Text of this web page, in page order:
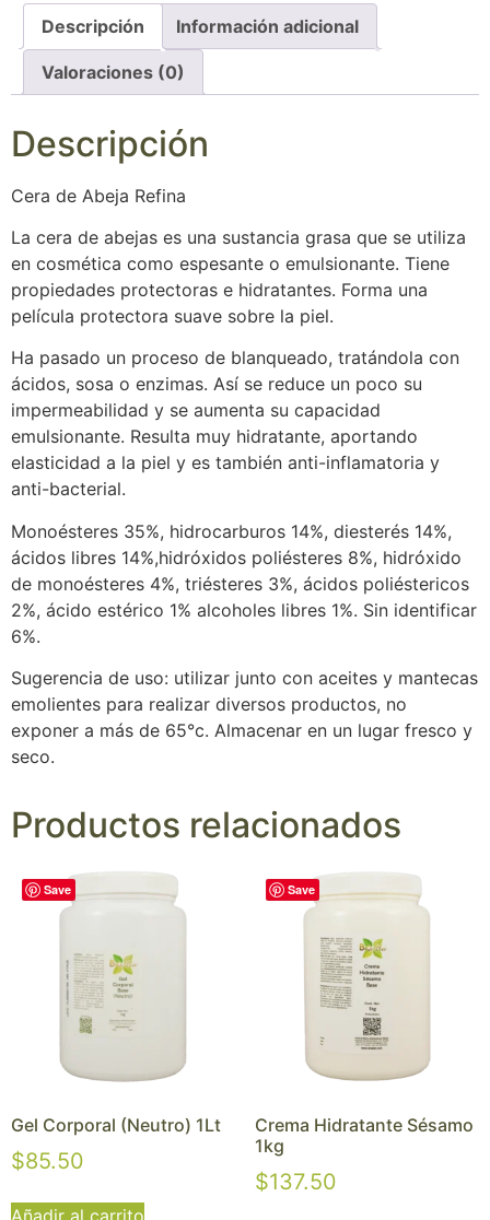
Descripción Información adicional
Valoraciones (0)
Descripción
Cera de Abeja Refina
La cera de abejas es una sustancia grasa que se utiliza
en cosmética como espesante o emulsionante. Tiene
propiedades protectoras e hidratantes. Forma una
película protectora suave sobre la piel.
Ha pasado un proceso de blanqueado, tratándola con
ácidos, sosa o enzimas. Así se reduce un poco su
impermeabilidad y se aumenta su capacidad
emulsionante. Resulta muy hidratante, aportando
elasticidad a la piel y es también anti-inflamatoria y
anti-bacterial.
Monoésteres 35%, hidrocarburos 14%, diesterés 14%,
ácidos libres 14%,hidróxidos poliésteres 8%, hidróxido
de monoésteres 4%, triésteres 3%, ácidos poliéstericos
2%, ácido estérico 1% alcoholes libres 1%. Sin identificar
6%.
Sugerencia de uso: utilizar junto con aceites y mantecas
emolientes para realizar diversos productos, no
exponer a más de 65°c. Almacenar en un lugar fresco y
seco.
Productos relacionados
Save
Gel Corporal (Neutro) 1Lt
$85.50
Añadir al carrito
Save
Crema Hidratante Sésamo
1kg
$137.50